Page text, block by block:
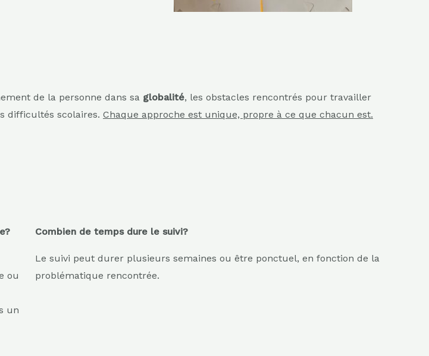
de la personne dans sa globalité, les obstacles rencontrés pour travailler
difficultés scolaires. Chaque approche est unique, propre à ce que chacun est.
ou
un
Combien de temps dure le suivi?
Le suivi peut durer plusieurs semaines ou être ponctuel, en fonction de la
problématique rencontrée.